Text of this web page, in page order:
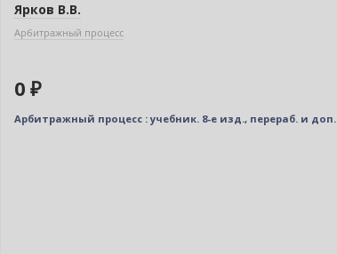
Ярков В.В.
Арбитражный процесс
0 ₽
Арбитражный процесс : учебник. 8-е изд., перераб. и доп.